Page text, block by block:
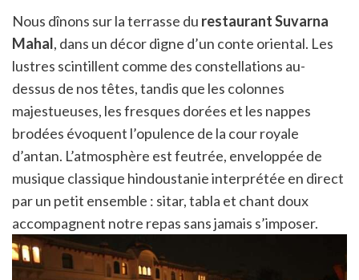
Nous dînons sur la terrasse du restaurant Suvarna
Mahal, dans un décor digne d’un conte oriental. Les
lustres scintillent comme des constellations au-
dessus de nos têtes, tandis que les colonnes
majestueuses, les fresques dorées et les nappes
brodées évoquent l’opulence de la cour royale
d’antan. L’atmosphère est feutrée, enveloppée de
musique classique hindoustanie interprétée en direct
par un petit ensemble : sitar, tabla et chant doux
accompagnent notre repas sans jamais s’imposer.